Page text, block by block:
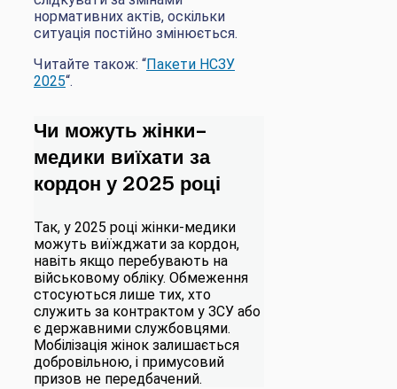
нормативних актів, оскільки
ситуація постійно змінюється.
Читайте також: “Пакети НСЗУ
2025“.
Чи можуть жінки-
медики виїхати за
кордон у 2025 році
​Так, у 2025 році жінки-медики
можуть виїжджати за кордон,
навіть якщо перебувають на
військовому обліку. Обмеження
стосуються лише тих, хто
служить за контрактом у ЗСУ або
є державними службовцями.
Мобілізація жінок залишається
добровільною, і примусовий
призов не передбачений.